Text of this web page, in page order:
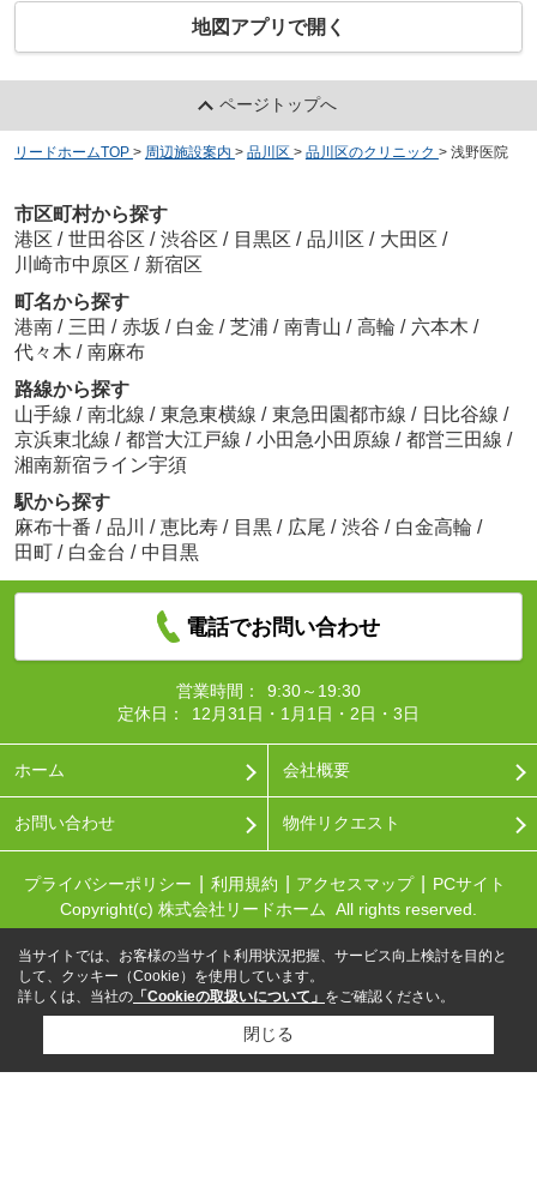
地図アプリで開く
ページトップへ
リードホームTOP > 周辺施設案内 > 品川区 > 品川区のクリニック > 浅野医院
市区町村から探す
港区 / 世田谷区 / 渋谷区 / 目黒区 / 品川区 / 大田区 /
川崎市中原区 / 新宿区
町名から探す
港南 / 三田 / 赤坂 / 白金 / 芝浦 / 南青山 / 高輪 / 六本木 /
代々木 / 南麻布
路線から探す
山手線 / 南北線 / 東急東横線 / 東急田園都市線 / 日比谷線 /
京浜東北線 / 都営大江戸線 / 小田急小田原線 / 都営三田線 /
湘南新宿ライン宇須
駅から探す
麻布十番 / 品川 / 恵比寿 / 目黒 / 広尾 / 渋谷 / 白金高輪 /
田町 / 白金台 / 中目黒
電話でお問い合わせ
営業時間：
9:30～19:30
定休日：
12月31日・1月1日・2日・3日
ホーム 会社概要
お問い合わせ 物件リクエスト
プライバシーポリシー 利用規約 アクセスマップ
PCサイト
Copyright(c) 株式会社リードホーム All rights reserved.
当サイトでは、お客様の当サイト利用状況把握、サービス向上検討を目的と
して、クッキー（Cookie）を使用しています。
詳しくは、当社の 「Cookieの取扱いについて」 をご確認ください。
閉じる